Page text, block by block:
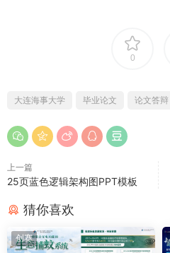
0
大连海事大学 毕业论文 论文答辩
上一篇
25页蓝色逻辑架构图PPT模板
猜你喜欢
创赛